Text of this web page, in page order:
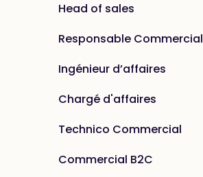
Head of sales
Responsable Commercial
Ingénieur d’affaires
Chargé d'affaires
Technico Commercial
Commercial B2C